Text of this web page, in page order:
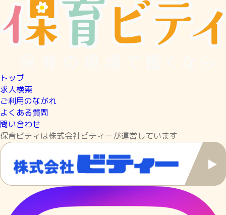
トップ
求人検索
ご利用のながれ
よくある質問
問い合わせ
保育ビティは株式会社ビティーが運営しています